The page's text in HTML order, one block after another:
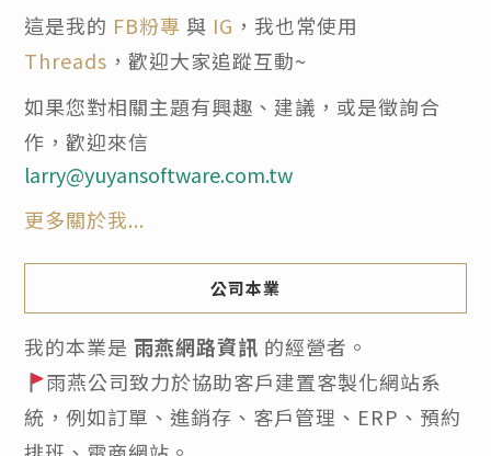
這是我的 FB粉專 與 IG ，我也常使用
Threads ，歡迎大家追蹤互動~
如果您對相關主題有興趣、建議，或是徵詢合
作，歡迎來信
larry@yuyansoftware.com.tw
更多關於我...
公司本業
我的本業是 雨燕網路資訊 的經營者。
雨燕公司致力於協助客戶建置客製化網站系
統，例如訂單、進銷存、客戶管理、ERP、預約